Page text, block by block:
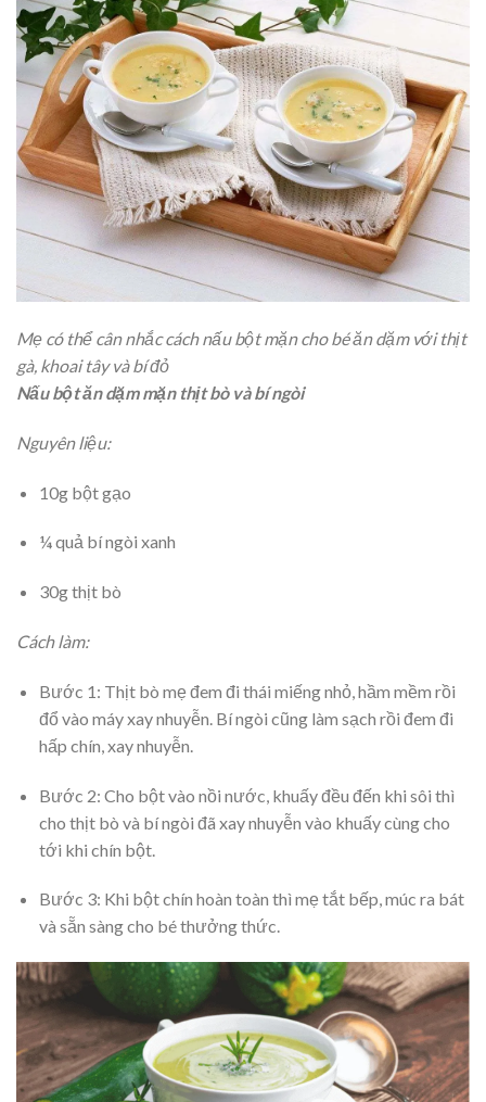
Mẹ có thể cân nhắc cách nấu bột mặn cho bé ăn dặm với thịt
gà, khoai tây và bí đỏ
Nấu bột ăn dặm mặn thịt bò và bí ngòi
Nguyên liệu:
10g bột gạo
¼ quả bí ngòi xanh
30g thịt bò
Cách làm:
Bước 1: Thịt bò mẹ đem đi thái miếng nhỏ, hầm mềm rồi
đổ vào máy xay nhuyễn. Bí ngòi cũng làm sạch rồi đem đi
hấp chín, xay nhuyễn.
Bước 2: Cho bột vào nồi nước, khuấy đều đến khi sôi thì
cho thịt bò và bí ngòi đã xay nhuyễn vào khuấy cùng cho
tới khi chín bột.
Bước 3: Khi bột chín hoàn toàn thì mẹ tắt bếp, múc ra bát
và sẵn sàng cho bé thưởng thức.